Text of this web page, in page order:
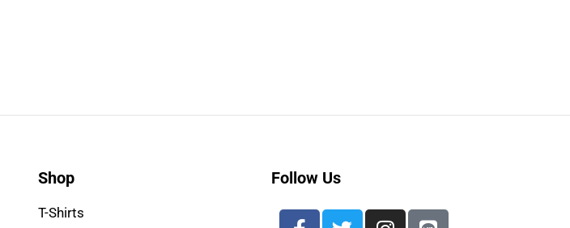
Shop
T-Shirts
Follow Us